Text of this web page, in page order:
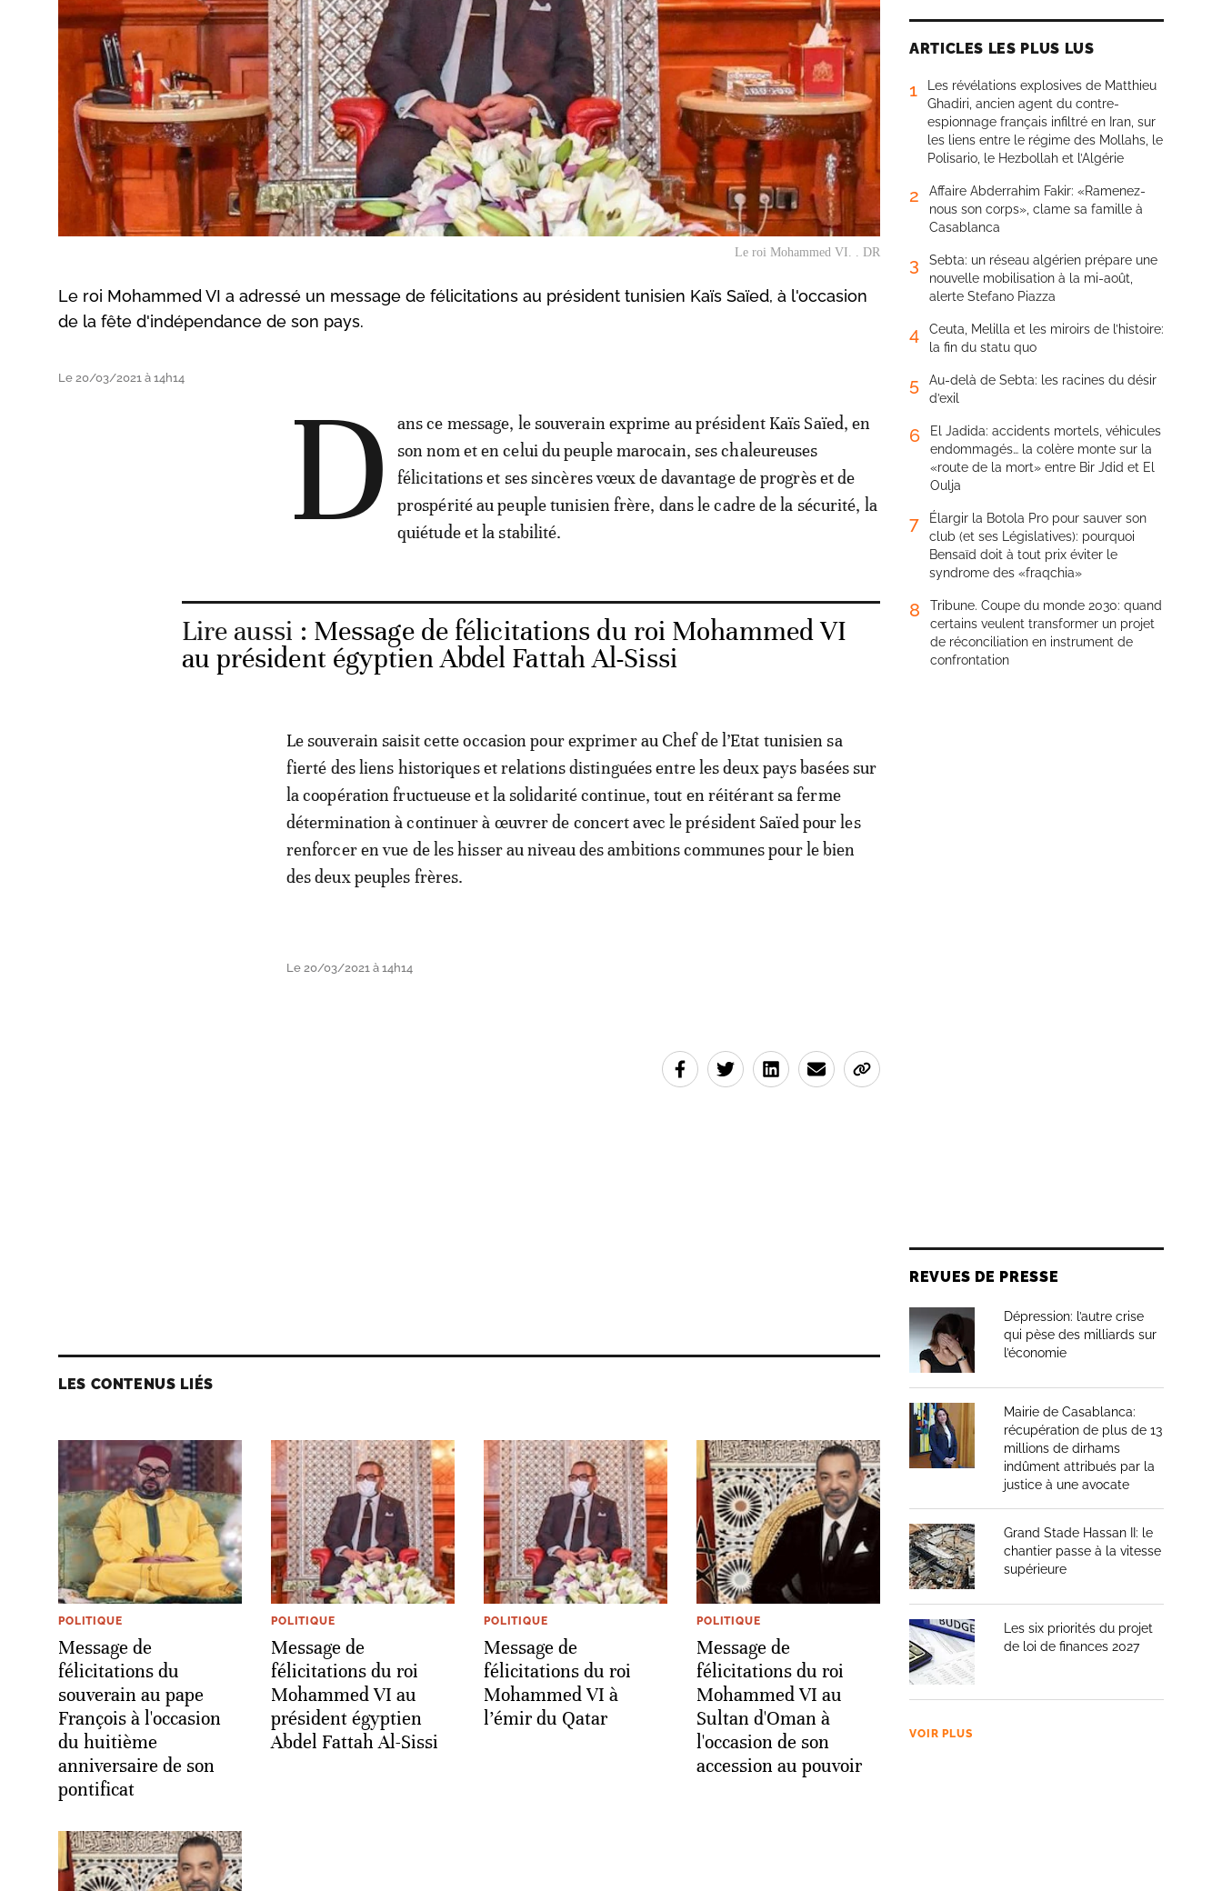
Le roi Mohammed VI. . DR
Le roi Mohammed VI a adressé un message de félicitations au président tunisien Kaïs Saïed, à l'occasion
de la fête d'indépendance de son pays.
Le 20/03/2021 à 14h14 D
ans ce message, le souverain exprime au président Kaïs Saïed, en
son nom et en celui du peuple marocain, ses chaleureuses
félicitations et ses sincères vœux de davantage de progrès et de
prospérité au peuple tunisien frère, dans le cadre de la sécurité, la
quiétude et la stabilité.
Lire aussi : Message de félicitations du roi Mohammed VI
au président égyptien Abdel Fattah Al-Sissi
Le souverain saisit cette occasion pour exprimer au Chef de l’Etat tunisien sa
fierté des liens historiques et relations distinguées entre les deux pays basées sur
la coopération fructueuse et la solidarité continue, tout en réitérant sa ferme
détermination à continuer à œuvrer de concert avec le président Saïed pour les
renforcer en vue de les hisser au niveau des ambitions communes pour le bien
des deux peuples frères.
Le 20/03/2021 à 14h14
LES CONTENUS LIÉS
POLITIQUE
Message de
félicitations du
souverain au pape
François à l'occasion
du huitième
anniversaire de son
pontificat
POLITIQUE
Message de
félicitations du roi
Mohammed VI au
président égyptien
Abdel Fattah Al-Sissi
POLITIQUE
Message de
félicitations du roi
Mohammed VI à
l’émir du Qatar
POLITIQUE
Message de
félicitations du roi
Mohammed VI au
Sultan d'Oman à
l'occasion de son
accession au pouvoir
ARTICLES LES PLUS LUS
1
Les révélations explosives de Matthieu
Ghadiri, ancien agent du contre-
espionnage français infiltré en Iran, sur
les liens entre le régime des Mollahs, le
Polisario, le Hezbollah et l’Algérie
2
Affaire Abderrahim Fakir: «Ramenez-
nous son corps», clame sa famille à
Casablanca
3
Sebta: un réseau algérien prépare une
nouvelle mobilisation à la mi-août,
alerte Stefano Piazza
4
Ceuta, Melilla et les miroirs de l’histoire:
la fin du statu quo
5
Au-delà de Sebta: les racines du désir
d’exil
6
El Jadida: accidents mortels, véhicules
endommagés… la colère monte sur la
«route de la mort» entre Bir Jdid et El
Oulja
7
Élargir la Botola Pro pour sauver son
club (et ses Législatives): pourquoi
Bensaïd doit à tout prix éviter le
syndrome des «fraqchia»
8
Tribune. Coupe du monde 2030: quand
certains veulent transformer un projet
de réconciliation en instrument de
confrontation
REVUES DE PRESSE
Dépression: l’autre crise
qui pèse des milliards sur
l’économie
Mairie de Casablanca:
récupération de plus de 13
millions de dirhams
indûment attribués par la
justice à une avocate
Grand Stade Hassan II: le
chantier passe à la vitesse
supérieure
Les six priorités du projet
de loi de finances 2027
VOIR PLUS